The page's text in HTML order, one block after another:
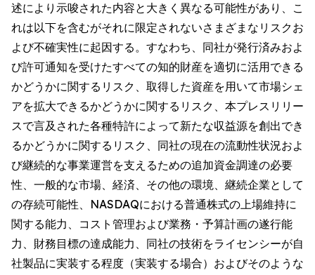
述により示唆された内容と大きく異なる可能性があり、こ
れは以下を含むがそれに限定されないさまざまなリスクお
よび不確実性に起因する。すなわち、同社が発行済みおよ
び許可通知を受けたすべての知的財産を適切に活用できる
かどうかに関するリスク、取得した資産を用いて市場シェ
アを拡大できるかどうかに関するリスク、本プレスリリー
スで言及された各種特許によって新たな収益源を創出でき
るかどうかに関するリスク、同社の現在の流動性状況およ
び継続的な事業運営を支えるための追加資金調達の必要
性、一般的な市場、経済、その他の環境、継続企業として
の存続可能性、NASDAQにおける普通株式の上場維持に
関する能力、コスト管理および業務・予算計画の遂行能
力、財務目標の達成能力、同社の技術をライセンシーが自
社製品に実装する程度（実装する場合）およびそのような